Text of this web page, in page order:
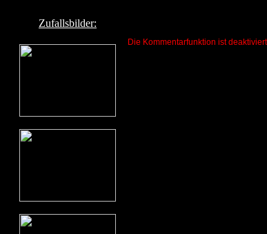
Zufallsbilder:
Die Kommentarfunktion ist